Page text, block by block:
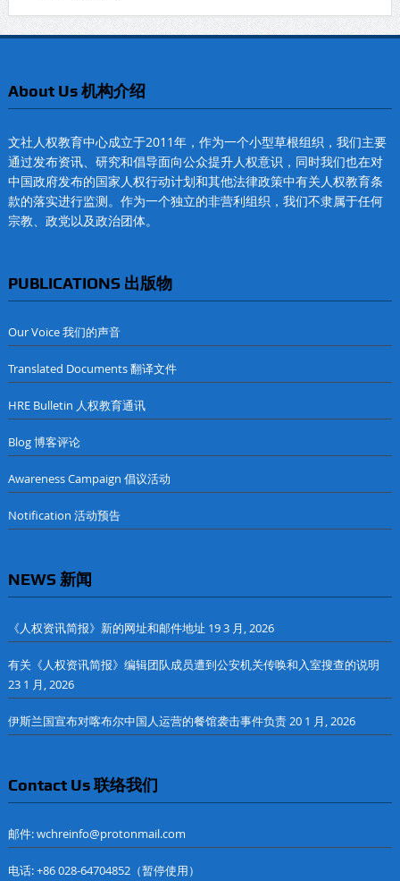
About Us 机构介绍
文社人权教育中心成立于2011年，作为一个小型草根组织，我们主要
通过发布资讯、研究和倡导面向公众提升人权意识，同时我们也在对
中国政府发布的国家人权行动计划和其他法律政策中有关人权教育条
款的落实进行监测。作为一个独立的非营利组织，我们不隶属于任何
宗教、政党以及政治团体。
PUBLICATIONS 出版物
Our Voice 我们的声音
Translated Documents 翻译文件
HRE Bulletin 人权教育通讯
Blog 博客评论
Awareness Campaign 倡议活动
Notification 活动预告
NEWS 新闻
《人权资讯简报》新的网址和邮件地址 19 3 月, 2026
有关《人权资讯简报》编辑团队成员遭到公安机关传唤和入室搜查的说明
23 1 月, 2026
伊斯兰国宣布对喀布尔中国人运营的餐馆袭击事件负责20 1 月, 2026
Contact Us 联络我们
邮件: wchreinfo@protonmail.com
电话: +86 028-64704852（暂停使用）